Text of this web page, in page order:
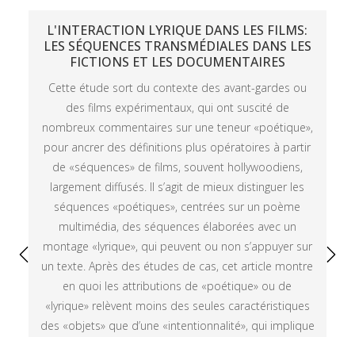
L'INTERACTION LYRIQUE DANS LES FILMS:
LES SÉQUENCES TRANSMÉDIALES DANS LES
FICTIONS ET LES DOCUMENTAIRES
Cette étude sort du contexte des avant-gardes ou
des films expérimentaux, qui ont suscité de
nombreux commentaires sur une teneur «poétique»,
pour ancrer des définitions plus opératoires à partir
de «séquences» de films, souvent hollywoodiens,
largement diffusés. Il s’agit de mieux distinguer les
séquences «poétiques», centrées sur un poème
multimédia, des séquences élaborées avec un
montage «lyrique», qui peuvent ou non s’appuyer sur
un texte. Après des études de cas, cet article montre
en quoi les attributions de «poétique» ou de
«lyrique» relèvent moins des seules caractéristiques
des «objets» que d’une «intentionnalité», qui implique